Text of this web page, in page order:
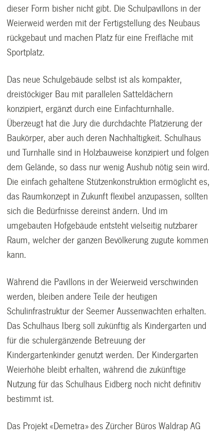
dieser Form bisher nicht gibt. Die Schulpavillons in der
Weierweid werden mit der Fertigstellung des Neubaus
rückgebaut und machen Platz für eine Freifläche mit
Sportplatz.
Das neue Schulgebäude selbst ist als kompakter,
dreistöckiger Bau mit parallelen Satteldächern
konzipiert, ergänzt durch eine Einfachturnhalle.
Überzeugt hat die Jury die durchdachte Platzierung der
Baukörper, aber auch deren Nachhaltigkeit. Schulhaus
und Turnhalle sind in Holzbauweise konzipiert und folgen
dem Gelände, so dass nur wenig Aushub nötig sein wird.
Die einfach gehaltene Stützenkonstruktion ermöglicht es,
das Raumkonzept in Zukunft flexibel anzupassen, sollten
sich die Bedürfnisse dereinst ändern. Und im
umgebauten Hofgebäude entsteht vielseitig nutzbarer
Raum, welcher der ganzen Bevölkerung zugute kommen
kann.
Während die Pavillons in der Weierweid verschwinden
werden, bleiben andere Teile der heutigen
Schulinfrastruktur der Seemer Aussenwachten erhalten.
Das Schulhaus Iberg soll zukünftig als Kindergarten und
für die schulergänzende Betreuung der
Kindergartenkinder genutzt werden. Der Kindergarten
Weierhöhe bleibt erhalten, während die zukünftige
Nutzung für das Schulhaus Eidberg noch nicht definitiv
bestimmt ist.
Das Projekt «Demetra» des Zürcher Büros Waldrap AG